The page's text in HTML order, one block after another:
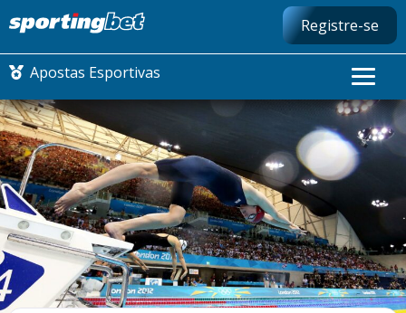
Registre-se
Apostas Esportivas
CONMEBOL LIBERTADORES
FUTEBOL NACIONAL
FUTEBOL INTERNACIONAL
COMO APOSTAR